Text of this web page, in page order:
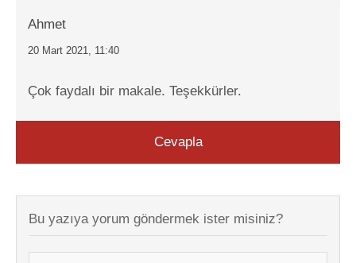
Ahmet
20 Mart 2021, 11:40
Çok faydalı bir makale. Teşekkürler.
Cevapla
Bu yazıya yorum göndermek ister misiniz?